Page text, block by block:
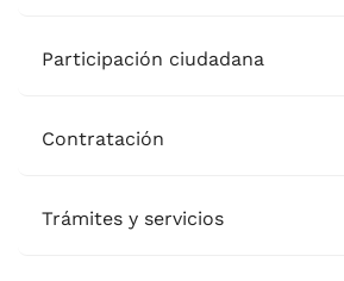
Participación ciudadana
Contratación
Trámites y servicios